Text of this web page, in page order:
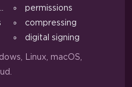
permissions
compressing
digital signing
Linux, macOS,